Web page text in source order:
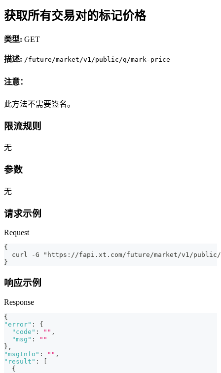
获取所有交易对的标记价格
类型: GET
描述: /future/market/v1/public/q/mark-price
注意：
此方法不需要签名。
限流规则
无
参数
无
请求示例
Request
{
curl -G "https://fapi.xt.com/future/market/v1/
}
响应示例
Response
{
"error" :
{
"code" : "" ,
"msg" :
""
} ,
"msgInfo" : "" ,
"result" :
[
{